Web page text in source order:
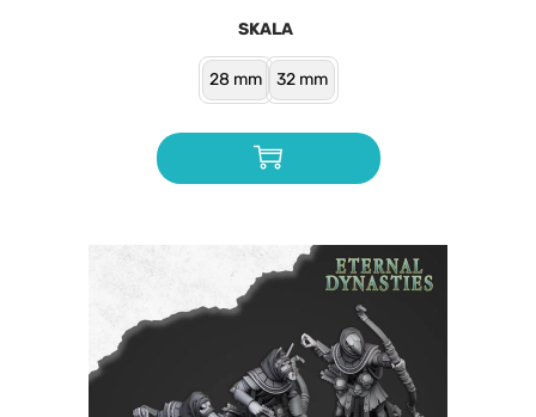
SKALA
28 mm 32 mm